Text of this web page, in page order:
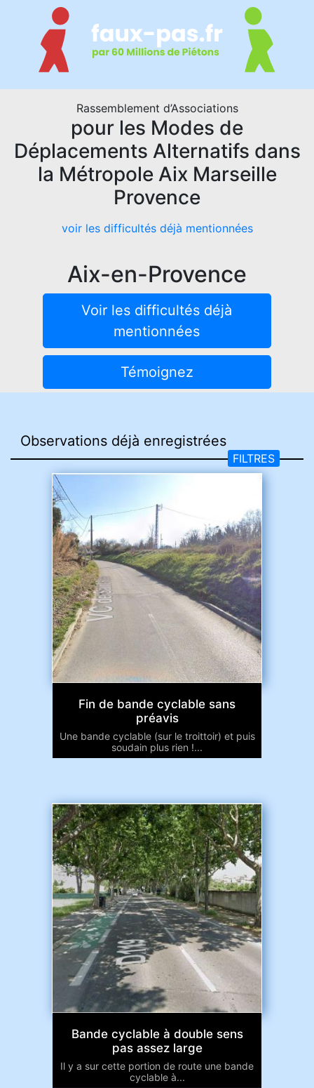
Rassemblement d’Associations
pour les Modes de
Déplacements Alternatifs dans
la Métropole Aix Marseille
Provence
voir les difficultés déjà mentionnées
Aix-en-Provence
Voir les difficultés déjà
mentionnées
Témoignez
FILTRES
Fin de bande cyclable sans
préavis
Une bande cyclable (sur le troittoir) et puis
soudain plus rien !...
Bande cyclable à double sens
pas assez large
Il y a sur cette portion de route une bande
cyclable à...